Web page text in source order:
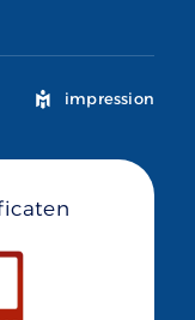
impression